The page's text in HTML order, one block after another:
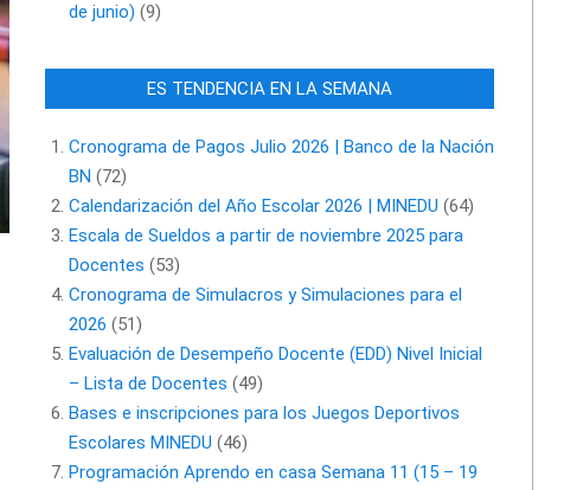
de junio) (9)
ES TENDENCIA EN LA SEMANA
Cronograma de Pagos Julio 2026 | Banco de la Nación
BN (72)
Calendarización del Año Escolar 2026 | MINEDU (64)
Escala de Sueldos a partir de noviembre 2025 para
Docentes (53)
Cronograma de Simulacros y Simulaciones para el
2026 (51)
Evaluación de Desempeño Docente (EDD) Nivel Inicial
– Lista de Docentes (49)
Bases e inscripciones para los Juegos Deportivos
Escolares MINEDU (46)
Programación Aprendo en casa Semana 11 (15 – 19